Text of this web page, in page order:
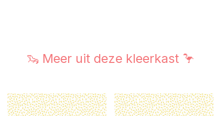
🦦 Meer uit deze kleerkast 🦩